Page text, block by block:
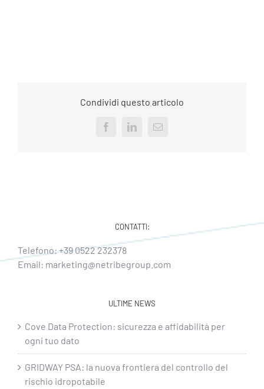
Condividi questo articolo
FacebookLinkedInEmail
CONTATTI:
Telefono:+39 0522 232378
Email: marketing@netribegroup.com
ULTIME NEWS
Cove Data Protection: sicurezza e affidabilità per
ogni tuo dato
GRIDWAY PSA: la nuova frontiera del controllo del
rischio idropotabile